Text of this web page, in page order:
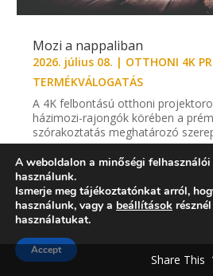
Mozi a nappaliban
2026. július 08. | OTTHONI 4K
TERMÉKVÁLOGATÁS
A 4K felbontású otthoni
házimozi-rajongók körében a
szórakoztatás meghatározó
A weboldalon a minőségi
használunk.
Ismerje meg tájékoztatónkat arról,
használunk, vagy a beállítások
használatukat.
Accept
Share This